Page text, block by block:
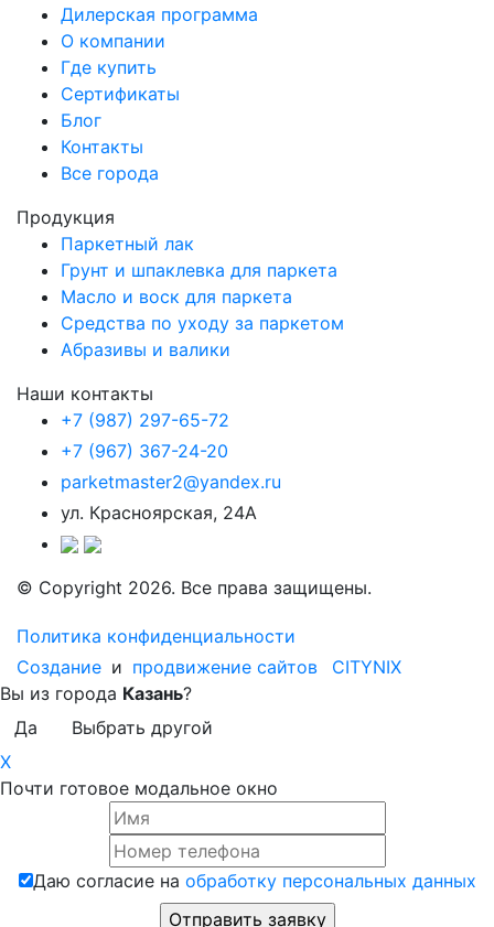
Дилерская программа
О компании
Где купить
Сертификаты
Блог
Контакты
Все города
Продукция
Паркетный лак
Грунт и шпаклевка для паркета
Масло и воск для паркета
Средства по уходу за паркетом
Абразивы и валики
Наши контакты
+7 (987) 297-65-72
+7 (967) 367-24-20
parketmaster2@yandex.ru
ул. Красноярская, 24А
© Copyright 2026. Все права защищены.
Политика конфиденциальности
Создание и продвижение сайтов
CITYNIX
Вы из города Казань?
Да
Выбрать другой
X
Почти готовое модальное окно
Даю согласие на обработку персональных данных